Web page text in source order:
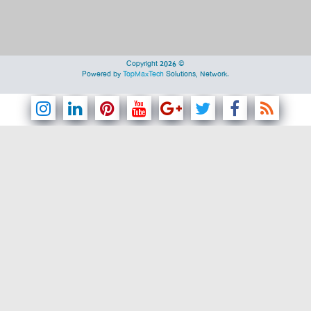
Copyright 2026 ©
Powered byTopMaxTechSolutions, Network.